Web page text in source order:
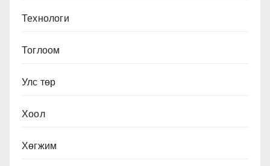
Технологи
Тоглоом
Улс төр
Хоол
Хөгжим